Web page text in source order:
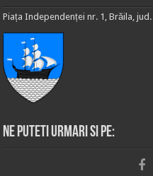
Piața Independenței nr. 1, Brăila,
Ne puteti urmari si pe: